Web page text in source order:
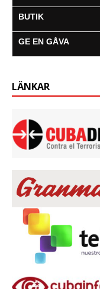
BUTIK
GE EN GÅVA
LÄNKAR